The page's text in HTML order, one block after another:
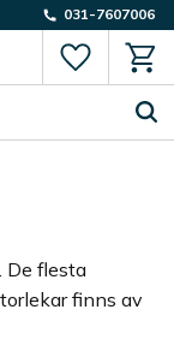
031-7607006
De flesta
finns av